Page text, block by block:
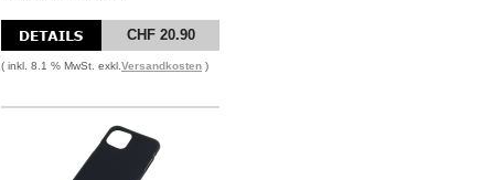
CHF 20.90
( inkl. 8.1 % MwSt. exkl. Versandkosten )